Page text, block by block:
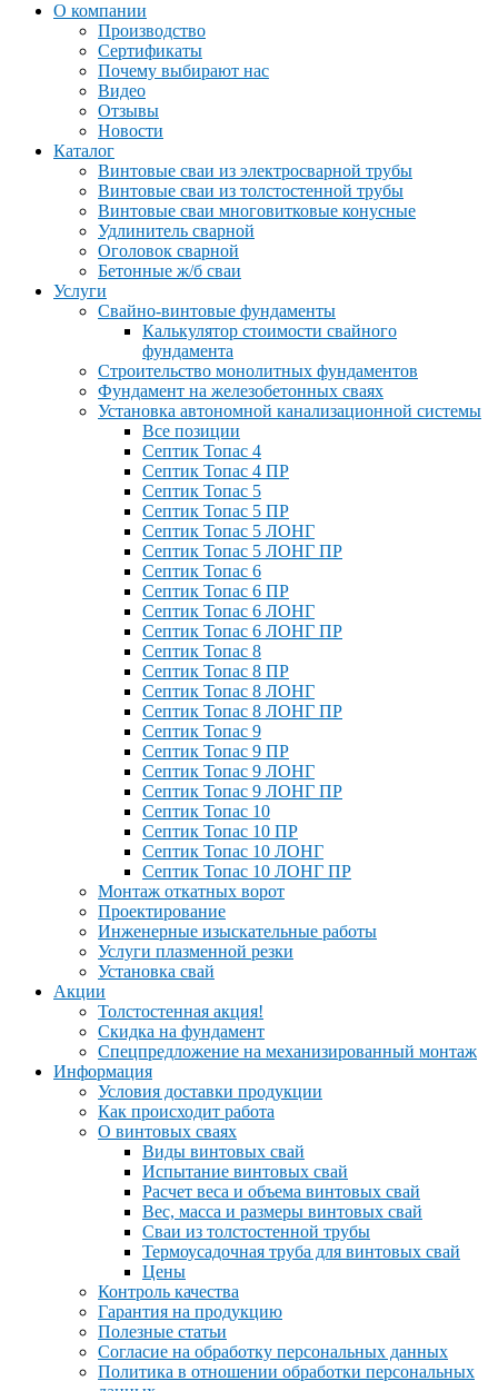
О компании
Производство
Сертификаты
Почему выбирают нас
Видео
Отзывы
Новости
Каталог
Винтовые сваи из электросварной трубы
Винтовые сваи из толстостенной трубы
Винтовые сваи многовитковые конусные
Удлинитель сварной
Оголовок сварной
Бетонные ж/б сваи
Услуги
Свайно-винтовые фундаменты
Калькулятор стоимости свайного
фундамента
Строительство монолитных фундаментов
Фундамент на железобетонных сваях
Установка автономной канализационной системы
Все позиции
Септик Топас 4
Септик Топас 4 ПР
Септик Топас 5
Септик Топас 5 ПР
Септик Топас 5 ЛОНГ
Септик Топас 5 ЛОНГ ПР
Септик Топас 6
Септик Топас 6 ПР
Септик Топас 6 ЛОНГ
Септик Топас 6 ЛОНГ ПР
Септик Топас 8
Септик Топас 8 ПР
Септик Топас 8 ЛОНГ
Септик Топас 8 ЛОНГ ПР
Септик Топас 9
Септик Топас 9 ПР
Септик Топас 9 ЛОНГ
Септик Топас 9 ЛОНГ ПР
Септик Топас 10
Септик Топас 10 ПР
Септик Топас 10 ЛОНГ
Септик Топас 10 ЛОНГ ПР
Монтаж откатных ворот
Проектирование
Инженерные изыскательные работы
Услуги плазменной резки
Установка свай
Акции
Толстостенная акция!
Скидка на фундамент
Спецпредложение на механизированный монтаж
Информация
Условия доставки продукции
Как происходит работа
О винтовых сваях
Виды винтовых свай
Испытание винтовых свай
Расчет веса и объема винтовых свай
Вес, масса и размеры винтовых свай
Сваи из толстостенной трубы
Термоусадочная труба для винтовых свай
Цены
Контроль качества
Гарантия на продукцию
Полезные статьи
Согласие на обработку персональных данных
Политика в отношении обработки персональных